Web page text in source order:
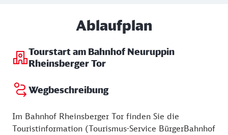
Ablaufplan
Tourstart am Bahnhof Neuruppin
Rheinsberger Tor
Wegbeschreibung
Im Bahnhof Rheinsberger Tor finden Sie die
Touristinformation (Tourismus-Service BürgerBahnhof